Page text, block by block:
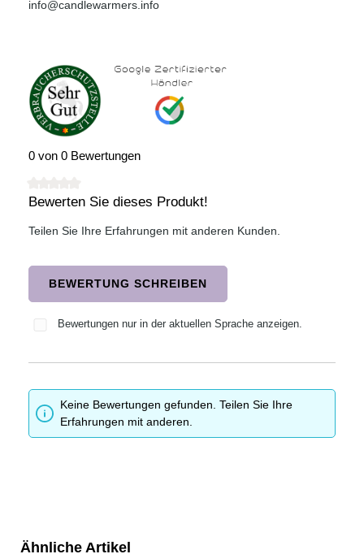
info@candlewarmers.info
0 von 0 Bewertungen
Durchschnittliche Bewertung von 0 von 5 Sternen
Bewerten Sie dieses Produkt!
Teilen Sie Ihre Erfahrungen mit anderen Kunden.
BEWERTUNG SCHREIBEN
Bewertungen nur in der aktuellen Sprache anzeigen.
Keine Bewertungen gefunden. Teilen Sie Ihre
Erfahrungen mit anderen.
Ähnliche Artikel